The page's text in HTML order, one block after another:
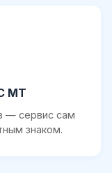
МТ
— сервис сам
знаком.